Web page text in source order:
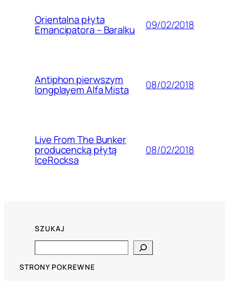
Orientalna płyta
Emancipatora – Baralku 09/02/2018
Antiphon pierwszym
longplayem Alfa Mista 08/02/2018
Live From The Bunker
producencką płytą
IceRocksa
08/02/2018
SZUKAJ
STRONY POKREWNE